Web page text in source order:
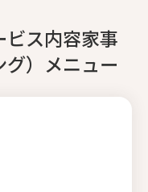
ス内容家事
）メニュー